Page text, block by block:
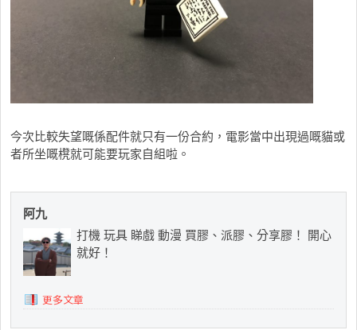
今次比較失望嘅係配件就只有一份合約，電影當中出現過嘅貓或
者所坐嘅櫈就可能要玩家自組啦。
阿九
打機 玩具 睇戲 動漫 買膠、派膠、分享膠！ 開心
就好！
更多文章